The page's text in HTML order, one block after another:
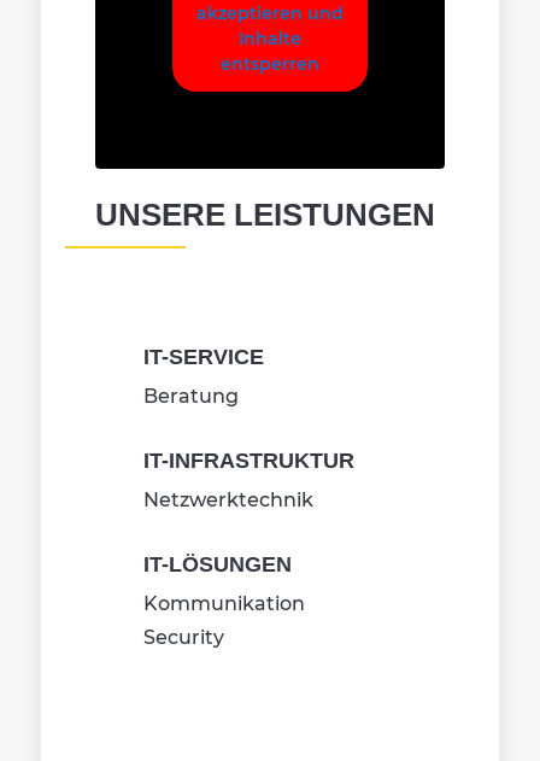
akzeptieren und
Inhalte
entsperren
UNSERE LEISTUNGEN
IT-SERVICE
Beratung
IT-INFRASTRUKTUR
Netzwerktechnik
IT-LÖSUNGEN
Kommunikation
Security